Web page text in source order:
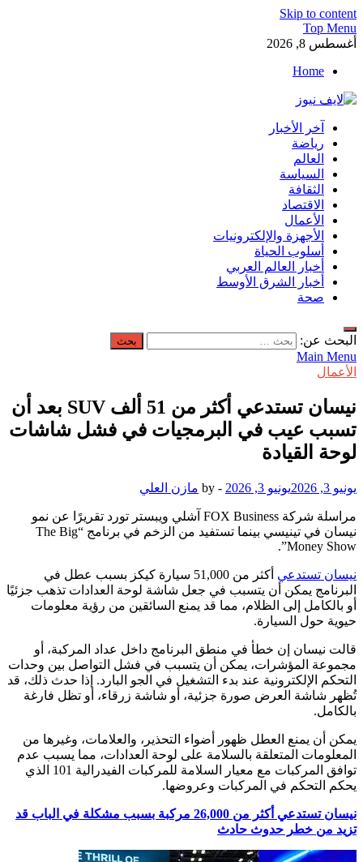
Skip to content
Top Menu
أغسطس 8, 2026
Home
لايف نيوز
آخر الأخبار العاجلة لحظة بلحظة من العالم العربي والعالم
آخر الأخبار
رياضة
العالم
السياسة
الثقافة
الاقتصاد
الأعمال
الأجهزة والإلكترونيات
أسلوب الحياة
أخبار العالم العربي
أخبار الشرق الأوسط
صحة
البحث عن:
Main Menu
الأعمال
نيسان تستدعي أكثر من 51 ألف SUV بعد أن
تسبب عيب في البرمجيات في فشل شاشات
لوحة القيادة
يونيو 3, 2026 يونيو 3, 2026 -
by مازن العلي
مراسلة شركة FOX Business آشلي ويبستر تورد تقريرًا عن نمو
نيسان في تينيسي بينما تستفيد من الزخم في برنامج “The Big
Money Show”.
نيسان تستدعي
أكثر من 51,000 سيارة كيكز بسبب عطل في
البرنامج يمكن أن يتسبب في جعل شاشة لوحة العدادات تذهب جزئيًا
أو بالكامل إلى الظلام، مما قد يمنع السائقين من رؤية معلومات
حيوية حول السيارة.
قالت نيسان إن خطأ في منطق البرنامج داخل عداد المركبة، أو
مجموعة المؤشرات، يمكن أن يتسبب في فشل التواصل بين وحدات
التحكم الإلكترونية عند بدء التشغيل في الجو البارد. إذا حدث ذلك، قد
تُظهر شاشة العرض صورة جزئية، أو شاشة زرقاء، أو تظل فارغة
بالكامل.
يمكن أن يمنع العطل ظهور أضواء التحذير، والعلامات، وغيرها من
المعلومات المتعلقة بالسلامة على لوحة العدادات، مما يسبب عدم
توافق المركبات مع معيار السلامة للمركبات الفيدرالية 101 الذي
يحكم التحكم في المركبات وعروضها.
نيسان تستدعي أكثر من 26,000 مركبة بسبب مشكلة في الباب قد
تزيد من خطر حدوث حادث